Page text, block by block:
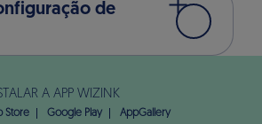
de
A APP WIZINK
Store Google Play AppGallery